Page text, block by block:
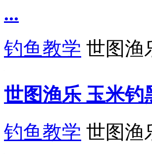
...
钓鱼教学 世图渔
世图渔乐 玉米
钓鱼教学 世图渔